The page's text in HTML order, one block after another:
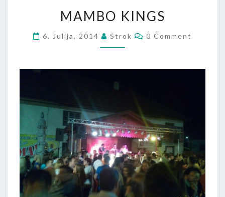
MAMBO KINGS
6. Julija, 2014 Strok 0 Comment